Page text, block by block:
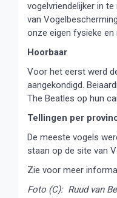
vogelvriendelijker in
van
onze eigen fysieke en
Hoorbaar
Voor het eerst werd
aangekondigd.
The Beatles op hun
Tellingen per
De meeste vogels
staan op de site van
Zie voor meer
Foto (C): Ruud van